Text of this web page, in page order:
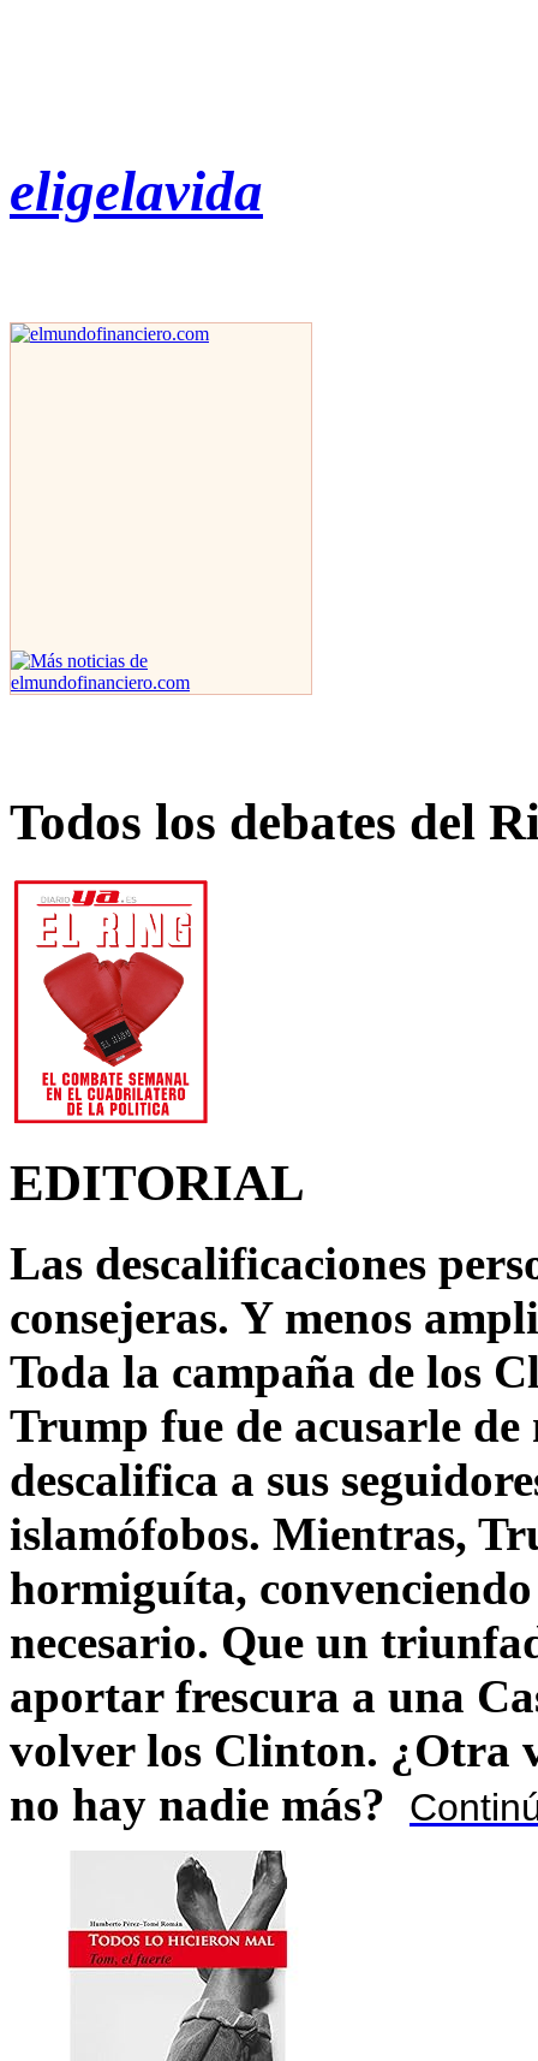
eligelavida
Todos los debates del
EDITORIAL
Las descalificaciones
consejeras. Y menos
Toda la campaña de los
Trump fue de acusarle
descalifica a sus
islamófobos. Mientras,
hormiguíta,
necesario. Que un
aportar frescura a una
volver los Clinton. ¿Otra
no hay nadie más?